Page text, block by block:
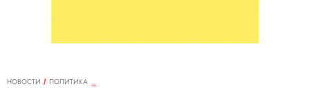
НОВОСТИ
ПОЛИТИКА